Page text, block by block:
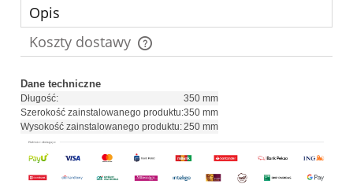
Opis
Koszty dostawy
Cena nie zawiera ewentualnych kosztów płatności
Dane techniczne
Długość:
350 mm
Szerokość zainstalowanego produktu:350 mm
Wysokość zainstalowanego produktu:250 mm